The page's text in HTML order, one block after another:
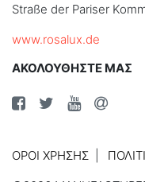
Straße der Pariser
www.rosalux.de
ΑΚΟΛΟΥΘΗΣΤΕ ΜΑΣ
ΌΡΟΙ ΧΡΉΣΗΣ